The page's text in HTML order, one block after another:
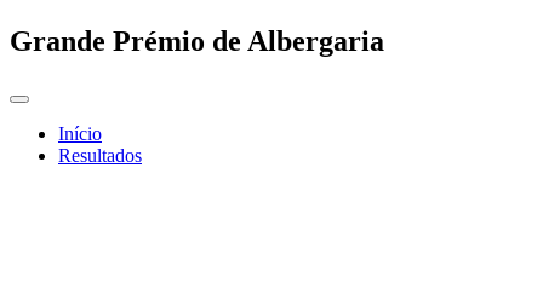
Grande Prémio de Albergaria
Início
Resultados